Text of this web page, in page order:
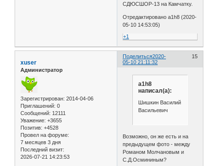
СДЮСШОР-13 на Камчатку.
Отредактировано a1h8 (2020-
05-10 14:53:05)
+1
Поделиться 15
2020-
05-10 21:11:32
xuser
Администратор
Зарегистрирован: 2014-04-06
Приглашений: 0
Сообщений: 12111
Уважение: +3655
Позитив: +4528
Провел на форуме:
7 месяцев 3 дня
Последний визит:
2026-07-21 14:23:53
a1h8
написал(а):
Шишкин Василий
Васильевич
Возможно, он же есть и на
предыдущем фото - между
Романом Молчановым и
С.Д.Осмининым?